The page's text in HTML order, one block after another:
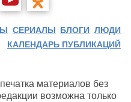
СЕРИАЛЫ БЛОГИ ЛЮДИ
КАЛЕНДАРЬ ПУБЛИКАЦИЙ
материалов без
возможна только